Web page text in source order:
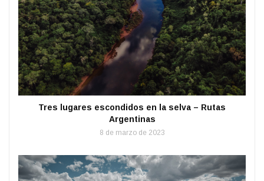
Tres lugares escondidos en la selva – Rutas
Argentinas
8 de marzo de 2023